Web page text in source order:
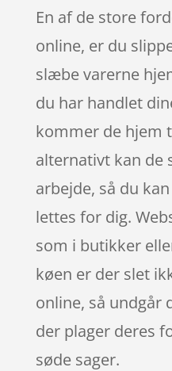
En af de store
online, er du
slæbe varerne
du har handlet
kommer de hjem
alternativt kan de
arbejde, så du
lettes for dig.
som i butikker
køen er der slet
online, så undgår
der plager deres
søde sager.